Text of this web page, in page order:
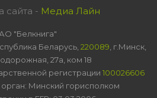
сайта - Медиа Лайн
"Белкнига"
Беларусь, 220089 , г.Минск,
27а, ком 18
регистрации 100026606
Минский горисполком